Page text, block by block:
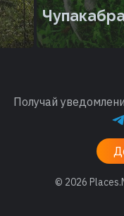
Получай
© 2026